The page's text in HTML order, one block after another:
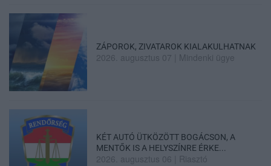
ZÁPOROK, ZIVATAROK KIALAKULHATNAK
2026. augusztus 07 Mindenki ügye
KÉT AUTÓ ÜTKÖZÖTT BOGÁCSON, A
MENTŐK IS A HELYSZÍNRE ÉRKE...
2026. augusztus 06 Riasztó